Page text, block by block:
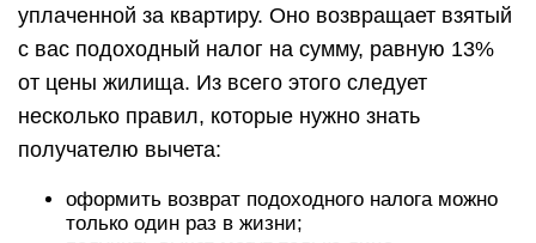
уплаченной за квартиру. Оно возвращает взятый
с вас подоходный налог на сумму, равную 13%
от цены жилища. Из всего этого следует
несколько правил, которые нужно знать
получателю вычета:
оформить возврат подоходного налога можно
только один раз в жизни;